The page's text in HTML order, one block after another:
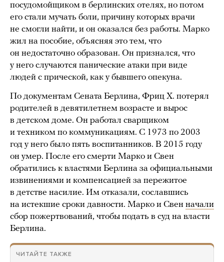
посудомойщиком в берлинских отелях, но потом
его стали мучать боли, причину которых врачи
не смогли найти, и он оказался без работы. Марко
жил на пособие, объясняя это тем, что
он недостаточно образован. Он признался, что
у него случаются панические атаки при виде
людей с прической, как у бывшего опекуна.
По документам Сената Берлина, Фриц Х. потерял
родителей в девятилетнем возрасте и вырос
в детском доме. Он работал сварщиком
и техником по коммуникациям. С 1973 по 2003
год у него было пять воспитанников. В 2015 году
он умер. После его смерти Марко и Свен
обратились к властями Берлина за официальными
извинениями и компенсацией за пережитое
в детстве насилие. Им отказали, сославшись
на истекшие сроки давности. Марко и Свен начали
сбор пожертвований, чтобы подать в суд на власти
Берлина.
ЧИТАЙТЕ ТАКЖЕ